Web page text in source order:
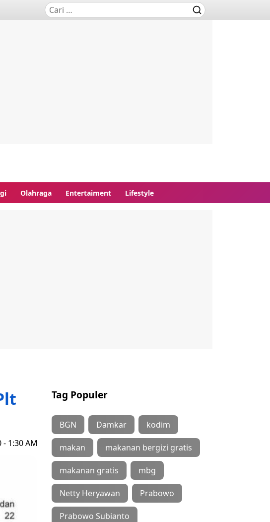
Olahraga Entertaiment Lifestyle
- 1:30 AM
Tag Populer
BGN Damkar kodim
makan makanan bergizi gratis
makanan gratis mbg
Netty Heryawan Prabowo
Prabowo Subianto